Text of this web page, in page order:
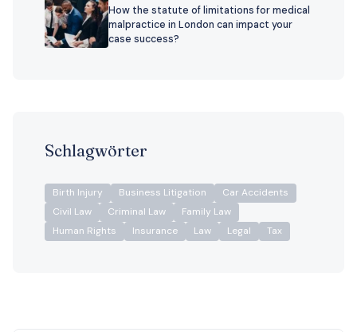
How the statute of limitations for medical
malpractice in London can impact your
case success?
Schlagwörter
Birth Injury Business Litigation
Car Accidents
Civil Law
Criminal Law
Family Law
Human Rights
Insurance Law Legal Tax